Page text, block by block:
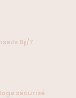
6j/7
sécurisé